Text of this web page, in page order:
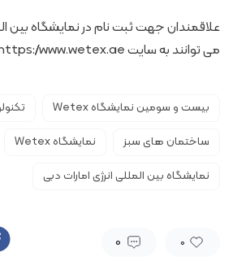
علاقمندان جهت ثبت نام در نمایشگاه بین
می توانند به سایتwww.wetex.ae/
بیست و سومین نمایشگاه Wetex
ساختمان های سبز
نمایشگاه Wetex
نمایشگاه بین المللی انرژی امارات دبی
0
0